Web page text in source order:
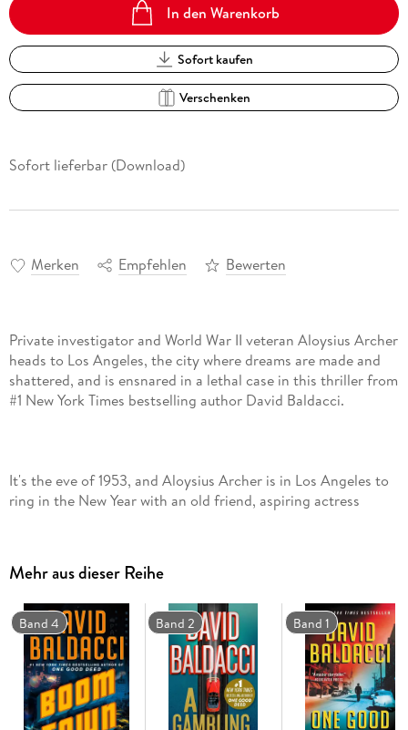
In den Warenkorb
Sofort kaufen
Verschenken
Sofort lieferbar (Download)
Merken Empfehlen Bewerten
Private investigator and World War II veteran Aloysius Archer
heads to Los Angeles, the city where dreams are made and
shattered, and is ensnared in a lethal case in this thriller from
It's the eve of 1953, and Aloysius Archer is in Los Angeles to
ring in the New Year with an old friend, aspiring actress
After a series of increasingly chilling events-mysterious
phone calls, the same blue car loitering outside her house,
and a bloody knife left in her sink-Eleanor fears that her life
is in danger, and she wants to hire Archer to look into the
matter. Archer suspects that Eleanor knows more than she's
Mehr aus dieser Reihe
Band 4 Band 2 Band 1